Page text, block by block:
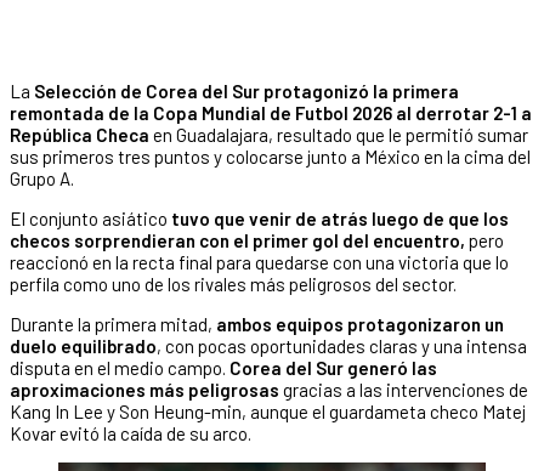
La Selección de Corea del Sur protagonizó la primera
remontada de la Copa Mundial de Futbol 2026 al derrotar 2-1 a
República Checa en Guadalajara, resultado que le permitió sumar
sus primeros tres puntos y colocarse junto a México en la cima del
Grupo A.
El conjunto asiático tuvo que venir de atrás luego de que los
checos sorprendieran con el primer gol del encuentro, pero
reaccionó en la recta final para quedarse con una victoria que lo
perfila como uno de los rivales más peligrosos del sector.
Durante la primera mitad, ambos equipos protagonizaron un
duelo equilibrado, con pocas oportunidades claras y una intensa
disputa en el medio campo. Corea del Sur generó las
aproximaciones más peligrosas gracias a las intervenciones de
Kang In Lee y Son Heung-min, aunque el guardameta checo Matej
Kovar evitó la caída de su arco.